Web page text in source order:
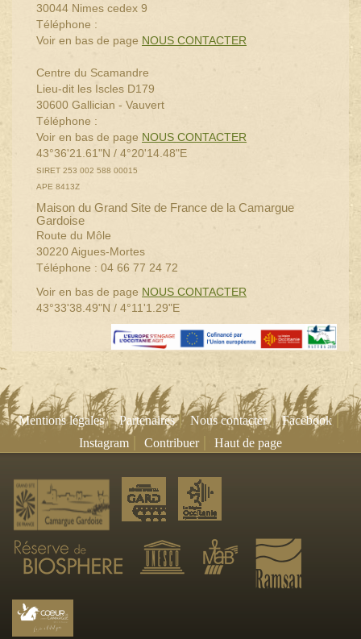
30044 Nimes cedex 9
Téléphone :
Voir en bas de page NOUS CONTACTER
Centre du Scamandre
Lieu-dit les Iscles D179
30600 Gallician - Vauvert
Téléphone :
Voir en bas de page NOUS CONTACTER
43°36'21.61"N / 4°20'14.48"E
SIRET 253 002 588 00015
APE 8413Z
Maison du Grand Site de France de la Camargue
Gardoise
Route du Môle
30220 Aigues-Mortes
Téléphone : 04 66 77 24 72
Voir en bas de page NOUS CONTACTER
43°33'38.49"N / 4°11'1.29"E
Mentions légales|Partenaires|Nous contacter|Facebook|
Instagram Contribuer| Haut de page